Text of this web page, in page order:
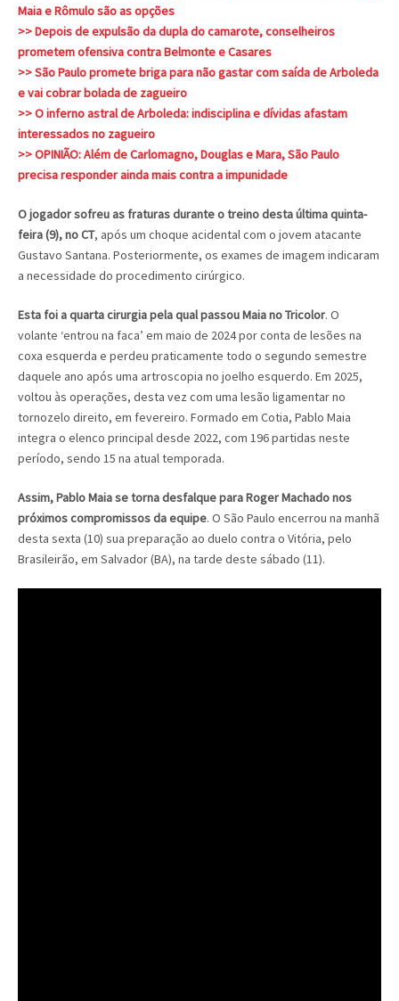
Maia e Rômulo são as opções
>> Depois de expulsão da dupla do camarote, conselheiros
prometem ofensiva contra Belmonte e Casares
>> São Paulo promete briga para não gastar com saída de Arboleda
e vai cobrar bolada de zagueiro
>> O inferno astral de Arboleda: indisciplina e dívidas afastam
interessados no zagueiro
>> OPINIÃO: Além de Carlomagno, Douglas e Mara, São Paulo
precisa responder ainda mais contra a impunidade
O jogador sofreu as fraturas durante o treino desta última quinta-
feira (9), no CT, após um choque acidental com o jovem atacante
Gustavo Santana. Posteriormente, os exames de imagem indicaram
a necessidade do procedimento cirúrgico.
Esta foi a quarta cirurgia pela qual passou Maia no Tricolor. O
volante ‘entrou na faca’ em maio de 2024 por conta de lesões na
coxa esquerda e perdeu praticamente todo o segundo semestre
daquele ano após uma artroscopia no joelho esquerdo. Em 2025,
voltou às operações, desta vez com uma lesão ligamentar no
tornozelo direito, em fevereiro. Formado em Cotia, Pablo Maia
integra o elenco principal desde 2022, com 196 partidas neste
período, sendo 15 na atual temporada.
Assim, Pablo Maia se torna desfalque para Roger Machado nos
próximos compromissos da equipe. O São Paulo encerrou na manhã
desta sexta (10) sua preparação ao duelo contra o Vitória, pelo
Brasileirão, em Salvador (BA), na tarde deste sábado (11).